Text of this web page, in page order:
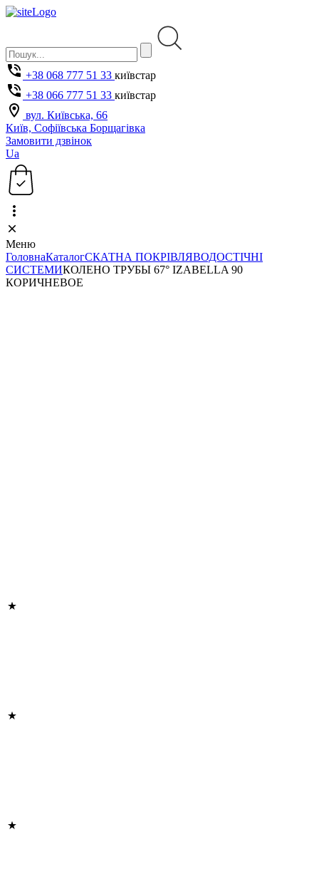
+38 068 777 51 33 київстар
+38 066 777 51 33 київстар
вул. Київська, 66
Київ, Софіївська Борщагівка
Замовити дзвінок
Ua
Меню
ГоловнаКаталогСКАТНА ПОКРІВЛЯВОДОСТІЧНІ
СИСТЕМИКОЛЕНО ТРУБЫ 67° IZABELLA 90
КОРИЧНЕВОЕ